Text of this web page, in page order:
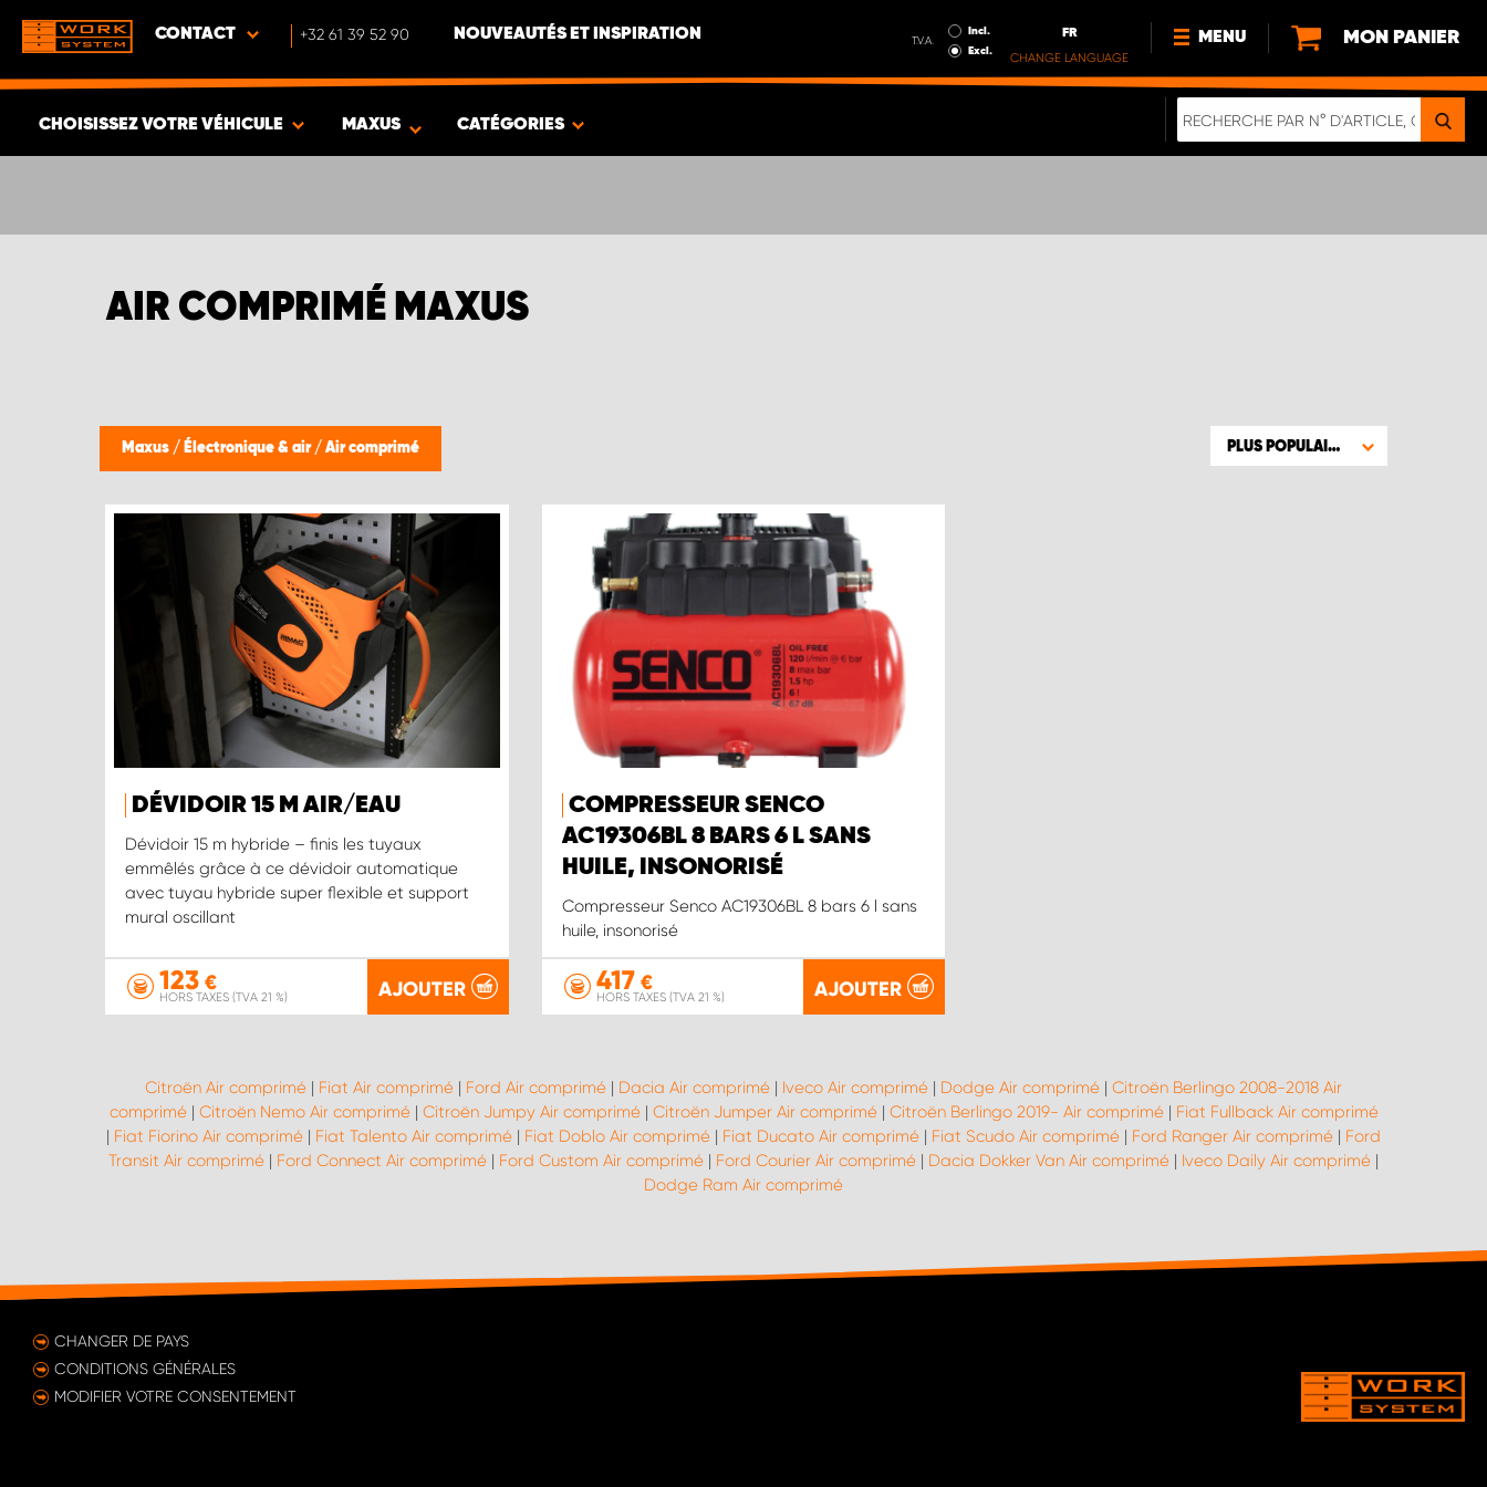
CONTACT +32 61 39 52 90 NOUVEAUTÉS ET INSPIRATION T.V.A.
Incl.
Excl.
FR
CHANGE LANGUAGE
MENU
NOUVEAUTÉS
MON PANIER
CHOISISSEZ VOTRE VÉHICULE MAXUS CATÉGORIES
AIR COMPRIMÉ MAXUS
Maxus / Électronique & air / Air comprimé PLUS POPULAIRE
DÉVIDOIR 15 M AIR/EAU
Dévidoir 15 m hybride – finis les tuyaux
emmêlés grâce à ce dévidoir automatique
avec tuyau hybride super flexible et support
mural oscillant
123 €
HORS TAXES (TVA 21 %) AJOUTER
COMPRESSEUR SENCO
AC19306BL 8 BARS 6 L SANS
HUILE, INSONORISÉ
Compresseur Senco AC19306BL 8 bars 6 l sans
huile, insonorisé
417€
HORS TAXES (TVA 21 %) AJOUTER
Citroën Air comprimé | Fiat Air comprimé | Ford Air comprimé | Dacia Air comprimé | Iveco Air comprimé | Dodge Air comprimé | Citroën Berlingo 2008-2018 Air
comprimé| Citroën Nemo Air comprimé| Citroën Jumpy Air comprimé| Citroën Jumper Air comprimé| Citroën Berlingo 2019- Air comprimé| Fiat Fullback Air comprimé
| Fiat Fiorino Air comprimé | Fiat Talento Air comprimé | Fiat Doblo Air comprimé | Fiat Ducato Air comprimé | Fiat Scudo Air comprimé | Ford Ranger Air comprimé | Ford
Transit Air comprimé | Ford Connect Air comprimé | Ford Custom Air comprimé | Ford Courier Air comprimé | Dacia Dokker Van Air comprimé | Iveco Daily Air comprimé |
Dodge Ram Air comprimé
CHANGER DE PAYS
CONDITIONS GÉNÉRALES
MODIFIER VOTRE CONSENTEMENT